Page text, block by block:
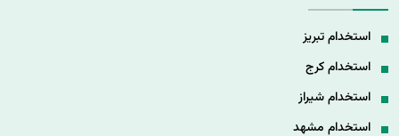
استخدام تبریز
استخدام کرج
استخدام شیراز
استخدام مشهد